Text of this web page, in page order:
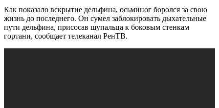
Как показало вскрытие дельфина, осьминог боролся за свою
жизнь до последнего. Он сумел заблокировать дыхательные
пути дельфина, присосав щупальца к боковым стенкам
гортани, сообщает телеканал РенТВ.